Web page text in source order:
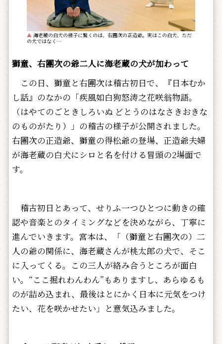
▲ 海老蔵の白犬の様子に驚くのは、右團次の正造爺。実はこの白犬、ただ
の犬ではなく…
獅童、右團次の爺二人に海老蔵の犬が加わって
この日、獅童と右團次は稽古初日で、『日本むか
し話』のなかの「疾風如白狗怒涛之花咲翁物語。
（はやてのごときしろいぬ どとうのはなさきおきな
のものがたり）」の稽古の様子が公開されました。
右團次の正造爺、獅童の得松爺の登場、正造爺夫婦
が海老蔵の白犬にシロと名を付ける冒頭の2場面で
す。
稽古初日とあって、せりふ一つひとつに動きの確
認や音楽とのタイミングなどを決めながら、丁寧に
進んでいきます。宮本は、「（獅童と右團次の）二
人の爺の関係に、海老蔵さんが桃太郎の犬で、そこ
に入ってくる。この三人が絡み合うところが面白
い。“ここ掘れわんわん”もありますし、あらゆるも
のが詰め込まれ、最後はとにかく日本に元気をつけ
たい、花を咲かせたい」と意気込みました。